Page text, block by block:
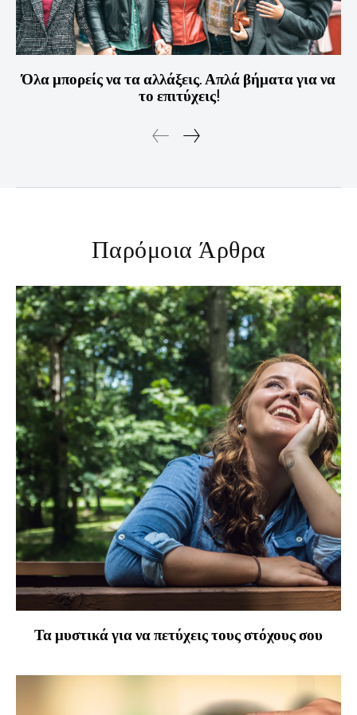
Όλα μπορείς να τα αλλάξεις. Απλά βήματα για να
το επιτύχεις!
Παρόμοια Άρθρα
Τα μυστικά για να πετύχεις τους στόχους σου